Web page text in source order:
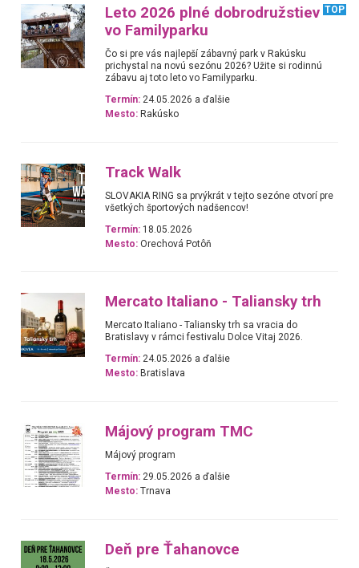
Leto 2026 plné dobrodružstiev
vo Familyparku
TOP
Čo si pre vás najlepší zábavný park v Rakúsku
prichystal na novú sezónu 2026? Užite si rodinnú
zábavu aj toto leto vo Familyparku.
Termín: 24.05.2026 a ďalšie
Mesto: Rakúsko
Track Walk
SLOVAKIA RING sa prvýkrát v tejto sezóne otvorí pre
všetkých športových nadšencov!
Termín: 18.05.2026
Mesto: Orechová Potôň
Mercato Italiano - Taliansky trh
Mercato Italiano - Taliansky trh sa vracia do
Bratislavy v rámci festivalu Dolce Vitaj 2026.
Termín: 24.05.2026 a ďalšie
Mesto: Bratislava
Májový program TMC
Májový program
Termín: 29.05.2026 a ďalšie
Mesto: Trnava
Deň pre Ťahanovce